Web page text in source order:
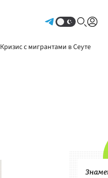
Кризис с мигрантами в Сеуте